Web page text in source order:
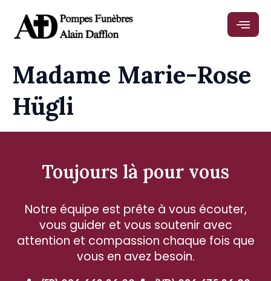
Madame Marie-Rose
Hügli
Toujours là pour vous
Notre équipe est prête à vous écouter,
vous guider et vous soutenir avec
attention et compassion chaque fois que
vous en avez besoin.